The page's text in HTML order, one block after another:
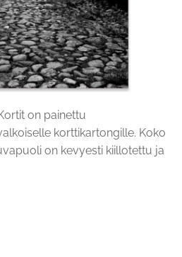
on painettu
korttikartongille. Koko
on kevyesti kiillotettu ja